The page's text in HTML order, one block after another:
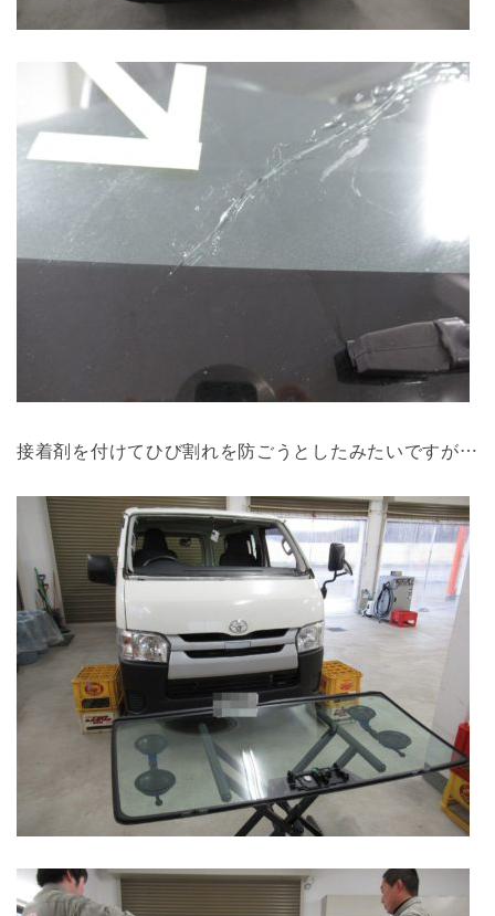
接着剤を付けてひび割れを防ごうとしたみたいですが…